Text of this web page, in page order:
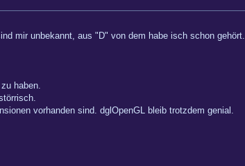
mir unbekannt, aus "D" von dem habe isch schon gehört.
haben.
vorhanden sind. dglOpenGL bleib trotzdem genial.